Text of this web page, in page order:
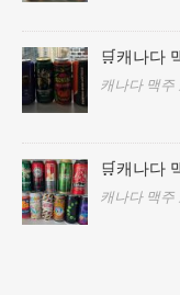
🛒캐나다
캐나다 맥주
🛒캐나다
캐나다 맥주